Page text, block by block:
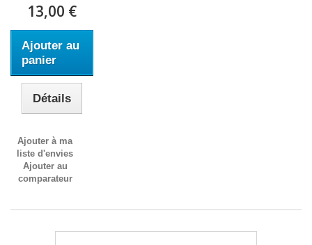
13,00 €
Ajouter au
panier
Détails
Ajouter à ma
liste d'envies
Ajouter au
comparateur